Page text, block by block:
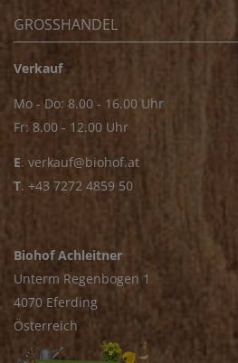
GROSSHANDEL
Verkauf
Mo - Do: 8.00 - 16.00 Uhr
Fr: 8.00 - 12.00 Uhr
E. verkauf@biohof.at
T. +43 7272 4859 50
Biohof Achleitner
Unterm Regenbogen 1
4070 Eferding
Österreich